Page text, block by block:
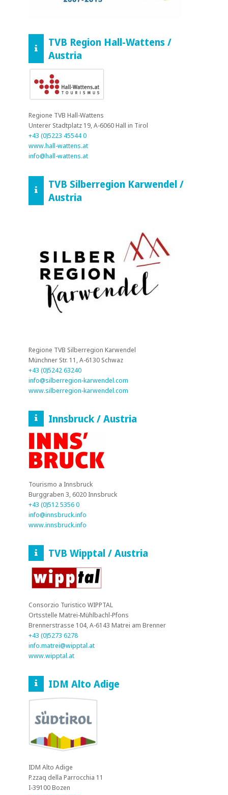
TVB Region Hall-Wattens /
Austria
Regione TVB Hall-Wattens
Unterer Stadtplatz 19, A-6060 Hall in Tirol
+43 (0)5223 45544 0
www.hall-wattens.at
info@hall-wattens.at
TVB Silberregion Karwendel /
Austria
Regione TVB Silberregion Karwendel
Münchner Str. 11, A-6130 Schwaz
+43 (0)5242 63240
info@silberregion-karwendel.com
www.silberregion-karwendel.com
Innsbruck / Austria
Tourismo a Innsbruck
Burggraben 3, 6020 Innsbruck
+43 (0)512 5356 0
info@innsbruck.info
www.innsbruck.info
TVB Wipptal / Austria
Consorzio Turistico WIPPTAL
Ortsstelle Matrei-Mühlbachl-Pfons
Brennerstrasse 104, A-6143 Matrei am Brenner
+43 (0)5273 6278
info.matrei@wipptal.at
www.wipptal.at
IDM Alto Adige
IDM Alto Adige
P.zzaq della Parrocchia 11
I-39100 Bozen